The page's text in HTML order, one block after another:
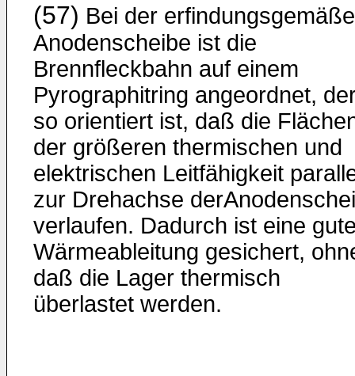
(57) Bei der
Anodenscheibe ist die
Brennfleckbahn auf einem
Pyrographitring angeordnet,
so orientiert ist, daß die
der größeren thermischen und
elektrischen Leitfähigkeit
zur Drehachse
verlaufen. Dadurch ist eine
Wärmeableitung gesichert,
daß die Lager thermisch
überlastet werden.